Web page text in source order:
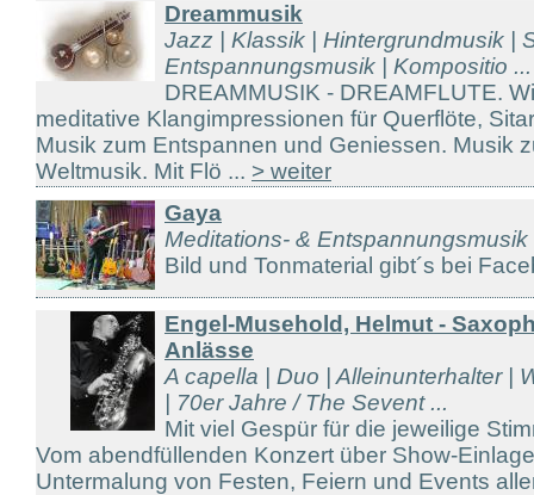
Dreammusik
Jazz | Klassik | Hintergrundmusik |
Entspannungsmusik | Kompositio ...
DREAMMUSIK - DREAMFLUTE.
meditative Klangimpressionen für Querflöte,
Musik zum Entspannen und Geniessen. Musik
Weltmusik. Mit Flö ... > weiter
Gaya
Meditations- & Entspannungsmusik
Bild und Tonmaterial gibt´s bei
Engel-Musehold, Helmut -
Anlässe
A capella | Duo | Alleinunterhalter |
| 70er Jahre / The Sevent ...
Mit viel Gespür für die jeweilige
Vom abendfüllenden Konzert über Show-
Untermalung von Festen, Feiern und Events